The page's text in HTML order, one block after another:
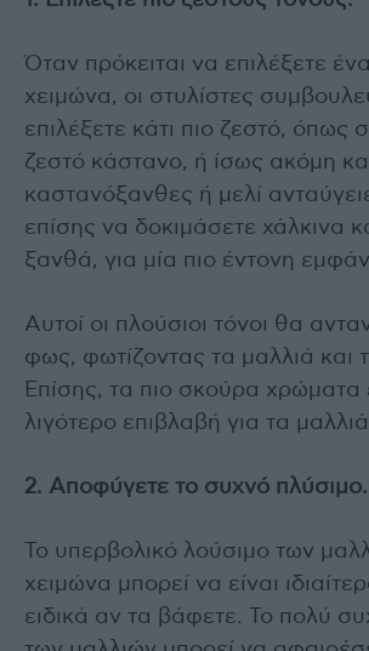
Όταν πρόκειται να επιλέξετε
χειμώνα, οι στυλίστες
επιλέξετε κάτι πιο ζεστό, όπως
ζεστό κάστανο, ή ίσως ακόμη
καστανόξανθες ή μελί
επίσης να δοκιμάσετε χάλκινα
ξανθά, για μία πιο έντονη
Αυτοί οι πλούσιοι τόνοι θα
φως, φωτίζοντας τα μαλλιά και
Επίσης, τα πιο σκούρα χρώματα
λιγότερο επιβλαβή για τα
2. Αποφύγετε το συχνό πλύσιμο.
Το υπερβολικό λούσιμο των
χειμώνα μπορεί να είναι
ειδικά αν τα βάφετε. Το πολύ